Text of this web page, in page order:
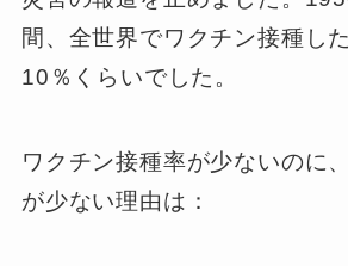
間、全世界でワクチン接種し
10％くらいでした。
ワクチン接種率が少ないのに
が少ない理由は：